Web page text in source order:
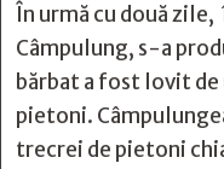
În urmă cu două
Câmpulung, s-a
bărbat a fost lovit de
pietoni.
trecrei de pietoni